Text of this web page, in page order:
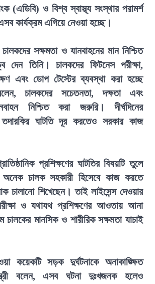
(এডিবি) ও বিশ্ব স্বাস্থ্য সংস্থার পরামর্শ
কার্যক্রম এগিয়ে নেওয়া হচ্ছে।
সক্ষমতা ও যানবাহনের মান নিশ্চিত
তিনি। চালকদের ফিটনেস পরীক্ষা,
এবং ডোপ টেস্টের ব্যবস্থা করা হচ্ছে
চালকদের সচেতনতা, দক্ষতা এবং
নিশ্চিত করা জরুরি। দীর্ঘদিনের
ঘাটতি দূর করতেও সরকার কাজ
প্রশিক্ষণের ঘাটতির বিষয়টি তুলে
অনেক চালক সহকারী হিসেবে কাজ করতে
চালানো শিখেছেন। তাই লাইসেন্স দেওয়ার
ও যথাযথ প্রশিক্ষণের আওতায় আনা
মানসিক ও শারীরিক সক্ষমতা যাচাই
কয়েকটি সড়ক দুর্ঘটনাকে অনাকাঙ্ক্ষিত
বলেন, এসব ঘটনা দুঃখজনক হলেও